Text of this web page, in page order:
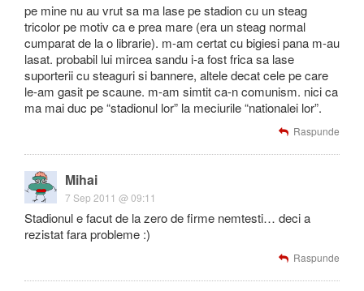
pe mine nu au vrut sa ma lase pe stadion cu un steag
tricolor pe motiv ca e prea mare (era un steag normal
cumparat de la o librarie). m-am certat cu bigiesi pana m-au
lasat. probabil lui mircea sandu i-a fost frica sa lase
suporterii cu steaguri si bannere, altele decat cele pe care
le-am gasit pe scaune. m-am simtit ca-n comunism. nici ca
ma mai duc pe “stadionul lor” la meciurile “nationalei lor”.
Raspunde
Mihai
7 Sep 2011 @ 09:11
Stadionul e facut de la zero de firme nemtesti… deci a
rezistat fara probleme :)
Raspunde